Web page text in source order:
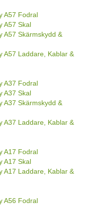
A57 Fodral
A57 Skal
A57 Skärmskydd &
A57 Laddare, Kablar &
A37 Fodral
A37 Skal
A37 Skärmskydd &
A37 Laddare, Kablar &
A17 Fodral
A17 Skal
A17 Laddare, Kablar &
A56 Fodral